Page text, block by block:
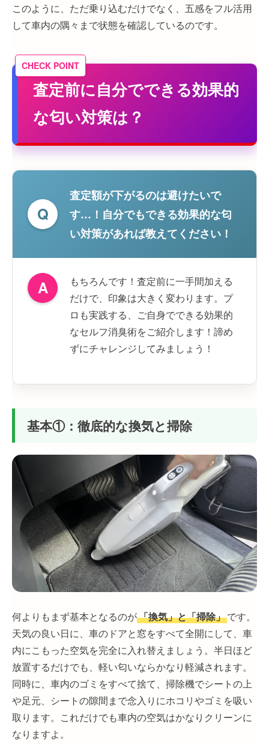
このように、ただ乗り込むだけでなく、五感をフル活用
して車内の隅々まで状態を確認しているのです。
査定前に自分でできる効果的
な匂い対策は？
Q
査定額が下がるのは避けたいで
す…！自分でもできる効果的な匂
い対策があれば教えてください！
A
もちろんです！査定前に一手間加える
だけで、印象は大きく変わります。プ
ロも実践する、ご自身でできる効果的
なセルフ消臭術をご紹介します！諦め
ずにチャレンジしてみましょう！
基本①：徹底的な換気と掃除
何よりもまず基本となるのが「換気」と「掃除」です。
天気の良い日に、車のドアと窓をすべて全開にして、車
内にこもった空気を完全に入れ替えましょう。半日ほど
放置するだけでも、軽い匂いならかなり軽減されます。
同時に、車内のゴミをすべて捨て、掃除機でシートの上
や足元、シートの隙間まで念入りにホコリやゴミを吸い
取ります。これだけでも車内の空気はかなりクリーンに
なりますよ。